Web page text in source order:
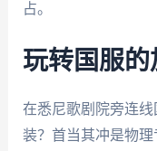
占。
玩转国服
在悉尼歌剧院旁连
装？首当其冲是物